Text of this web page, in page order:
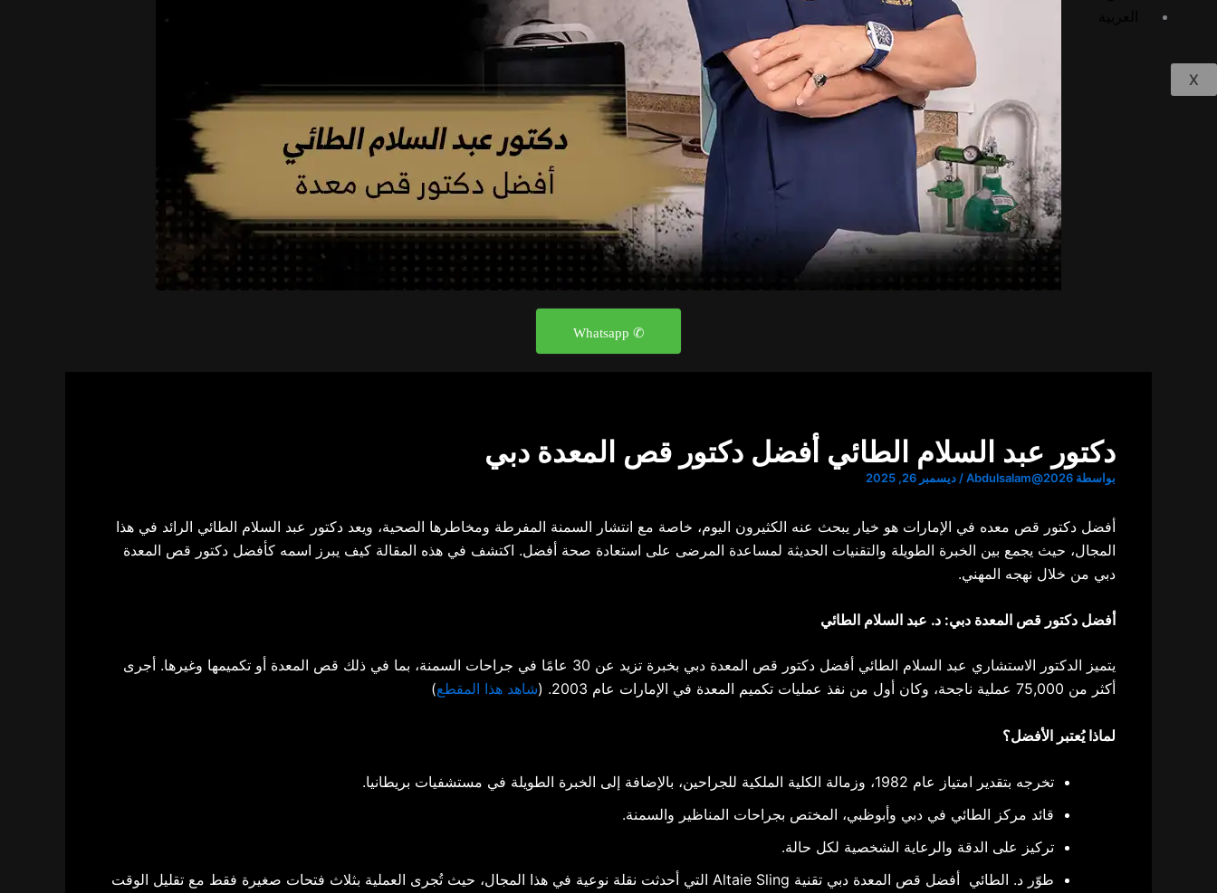
X
✆ Whatsapp
دكتور عبد السلام الطائي أفضل دكتور قص المعدة دبي
بواسطة Abdulsalam@2026
/ ديسمبر 26, 2025
أفضل دكتور قص معده في الإمارات هو خيار يبحث عنه الكثيرون اليوم، خاصة مع انتشار السمنة المفرطة ومخاطرها الصحية، ويعد دكتور عبد السلام الطائي الرائد في هذا
المجال، حيث يجمع بين الخبرة الطويلة والتقنيات الحديثة لمساعدة المرضى على استعادة صحة أفضل. اكتشف في هذه المقالة كيف يبرز اسمه كأفضل دكتور قص المعدة
دبي من خلال نهجه المهني.​
أفضل دكتور قص المعدة دبي: د. عبد السلام الطائي
يتميز الدكتور الاستشاري عبد السلام الطائي أفضل دكتور قص المعدة دبي بخبرة تزيد عن 30 عامًا في جراحات السمنة، بما في ذلك قص المعدة أو تكميمها وغيرها. أجرى
أكثر من 75,000 عملية ناجحة، وكان أول من نفذ عمليات تكميم المعدة في الإمارات عام 2003.​ (
شاهد هذا المقطع)
لماذا يُعتبر الأفضل؟
تخرجه بتقدير امتياز عام 1982، وزمالة الكلية الملكية للجراحين، بالإضافة إلى الخبرة الطويلة في مستشفيات بريطانيا.
قائد مركز الطائي في دبي وأبوظبي، المختص بجراحات المناظير والسمنة.​
تركيز على الدقة والرعاية الشخصية لكل حالة.​
طوّر د. الطائي أفضل قص المعدة دبي تقنية Altaie Sling التي أحدثت نقلة نوعية في هذا المجال، حيث تُجرى العملية بثلاث فتحات صغيرة فقط مع تقليل الوقت